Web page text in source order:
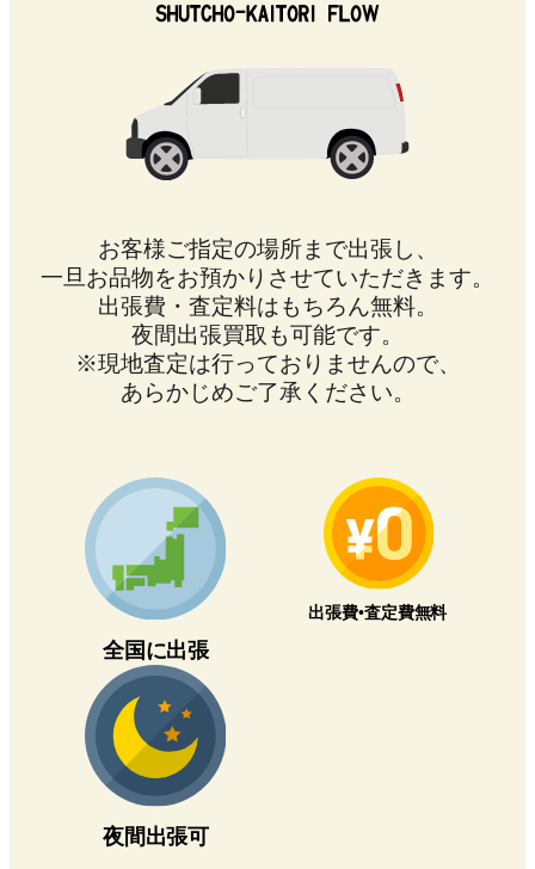
お客様ご指定の場所まで出張し、
一旦お品物をお預かりさせていただきます。
出張費・査定料はもちろん無料。
夜間出張買取も可能です。
※現地査定は行っておりませんので、
あらかじめご了承ください。